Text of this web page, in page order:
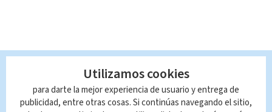
Utilizamos cookies
para darte la mejor experiencia de usuario y entrega de
publicidad, entre otras cosas. Si continúas navegando el sitio,